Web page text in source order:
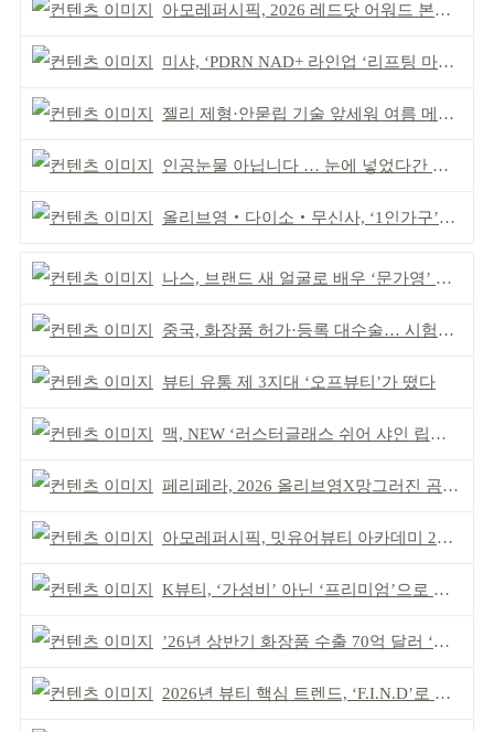
아모레퍼시픽, 2026 레드닷 어워드 본상 2개 수상
미샤, ‘PDRN NAD+ 라인업 ‘리프팅 마스크’ 출시
젤리 제형·안묻립 기술 앞세워 여름 메이크업 시장 공략
인공눈물 아닙니다 … 눈에 넣었다간 각막 손상
올리브영‧다이소‧무신사, ‘1인가구’가 이끈다
나스, 브랜드 새 얼굴로 배우 ‘문가영’ 발탁
중국, 화장품 허가·등록 대수술… 시험자료 공용 허용
뷰티 유통 제 3지대 ‘오프뷰티’가 떴다
맥, NEW ‘러스터글래스 쉬어 샤인 립스틱’ 출시
페리페라, 2026 올리브영X망그러진 곰 콜라보
아모레퍼시픽, 밋유어뷰티 아카데미 2기 발대식
K뷰티, ‘가성비’ 아닌 ‘프리미엄’으로 승부걸어야
’26년 상반기 화장품 수출 70억 달러 ‘역대 최고’
2026년 뷰티 핵심 트렌드, ‘F.I.N.D’로 읽는다